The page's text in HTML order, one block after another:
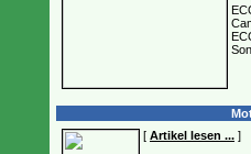
[ Artikel lesen ... ]